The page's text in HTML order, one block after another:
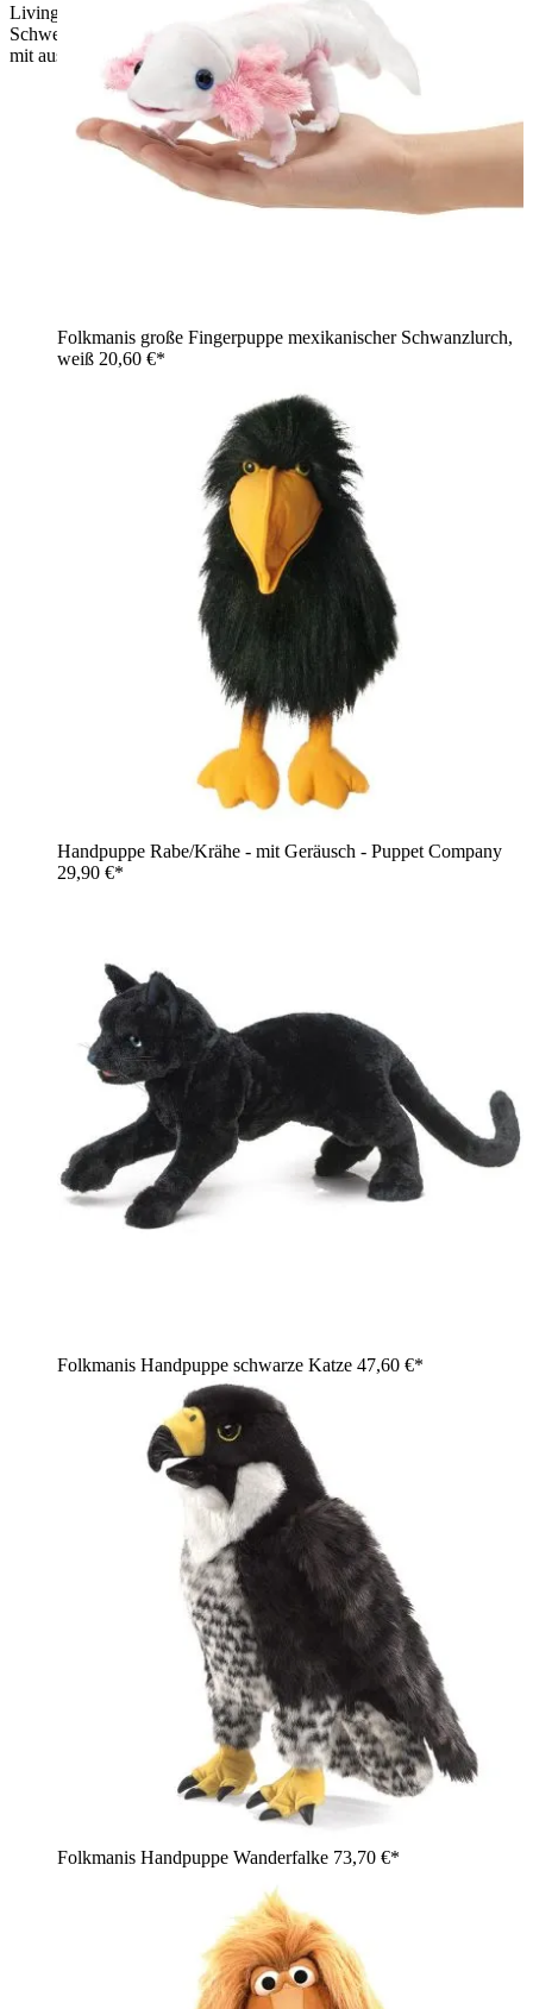
Living Puppets Handpuppe Stulle das Schweinchen, rosa
Schwein mit braunen Flecken, Hufen und rosa Rüssel, stehend
mit ausgestrecktem Arm
Folkmanis große Fingerpuppe mexikanischer Schwanzlurch,
weiß 20,60 €*
Handpuppe Rabe/Krähe - mit Geräusch - Puppet Company
29,90 €*
Folkmanis Handpuppe schwarze Katze 47,60 €*
Folkmanis Handpuppe Wanderfalke 73,70 €*